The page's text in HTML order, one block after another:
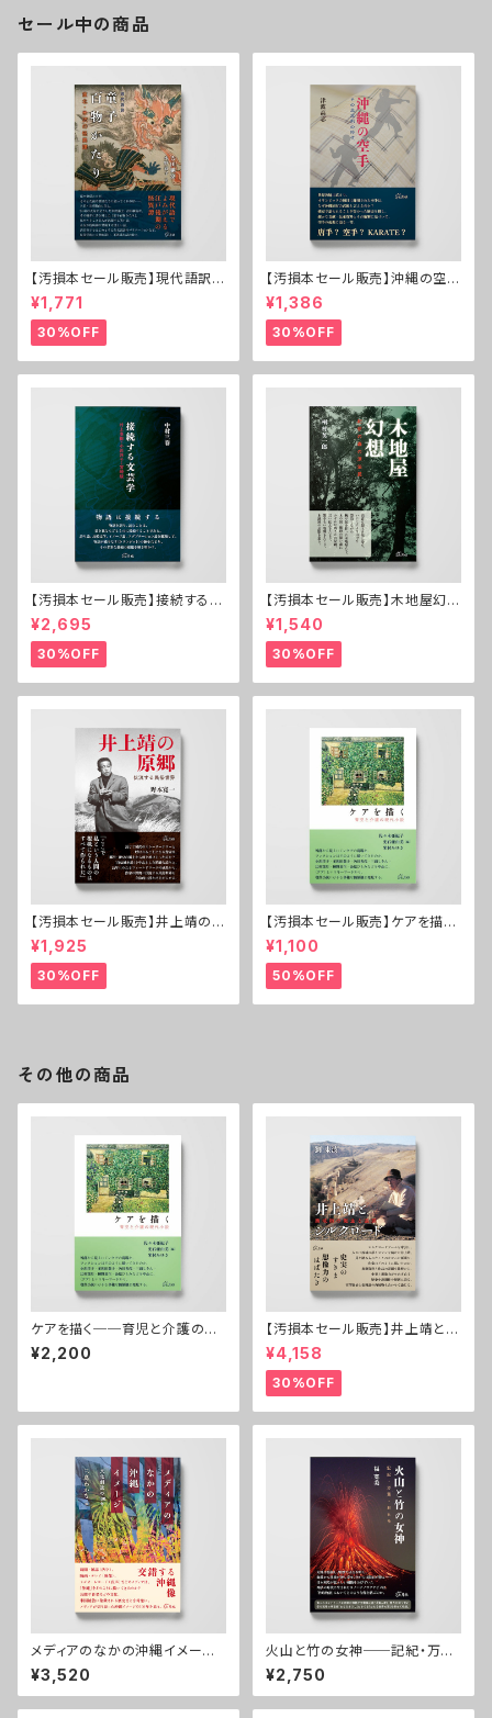
セール中の商品
【汚損本セール販売】現代語訳
童子百物かたり──東北・米沢
の怪異譚
¥1,771
30%OFF
【汚損本セール販売】沖縄の空手
──その基本形の時代
¥1,386
30%OFF
【汚損本セール販売】接続する文
芸学──村上春樹・小川洋子・
宮崎駿
¥2,695
30%OFF
【汚損本セール販売】木地屋幻想
──紀伊の森の漂泊民
¥1,540
30%OFF
【汚損本セール販売】井上靖の原
郷──伏流する民俗世界
¥1,925
30%OFF
【汚損本セール販売】ケアを描く
──育児と介護の現代小説
¥1,100
50%OFF
その他の商品
ケアを描く──育児と介護の現
代小説
¥2,200
【汚損本セール販売】井上靖とシ
ルクロード──西域物の誕生と
展開
¥4,158
30%OFF
メディアのなかの沖縄イメージ
──文化創造の100年
¥3,520
火山と竹の女神──記紀・万
葉・おもろ
¥2,750